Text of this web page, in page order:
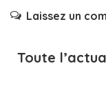
Laissez un
Toute